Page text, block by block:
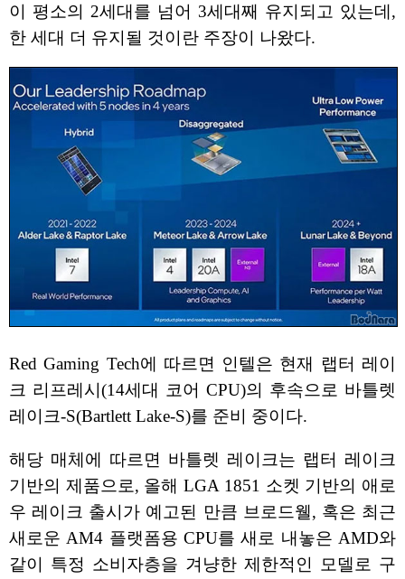
이 평소의 2세대를 넘어 3세대째 유지되고 있는데,
한 세대 더 유지될 것이란 주장이 나왔다.
Red Gaming Tech에 따르면 인텔은 현재 랩터 레이
크 리프레시(14세대 코어 CPU)의 후속으로 바틀렛
레이크-S(Bartlett Lake-S)를 준비 중이다.
해당 매체에 따르면 바틀렛 레이크는 랩터 레이크
기반의 제품으로, 올해 LGA 1851 소켓 기반의 애로
우 레이크 출시가 예고된 만큼 브로드웰, 혹은 최근
새로운 AM4 플랫폼용 CPU를 새로 내놓은 AMD와
같이 특정 소비자층을 겨냥한 제한적인 모델로 구